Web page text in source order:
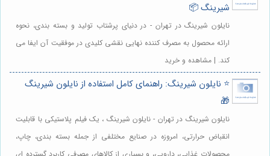
شیرینگ 📦
نایلون شیرینگ در تهران - در دنیای پرشتاب تولید و بسته بندی، نحوه
ارائه محصول به مصرف کننده نهایی نقشی کلیدی در موفقیت آن ایفا می
کند. | مشاهده و خرید
⭐️ نایلون شیرینگ: راهنمای کامل استفاده از نایلون شیرینگ
🎁
نایلون شیرینگ در تهران - نایلون شیرینگ ، یک فیلم پلاستیکی با قابلیت
انقباض حرارتی، امروزه در صنایع مختلفی از جمله بسته بندی، چاپ،
محصولات غذایی، دارویی، و بسیاری از کالاهای مصرفی کاربرد گسترده ای